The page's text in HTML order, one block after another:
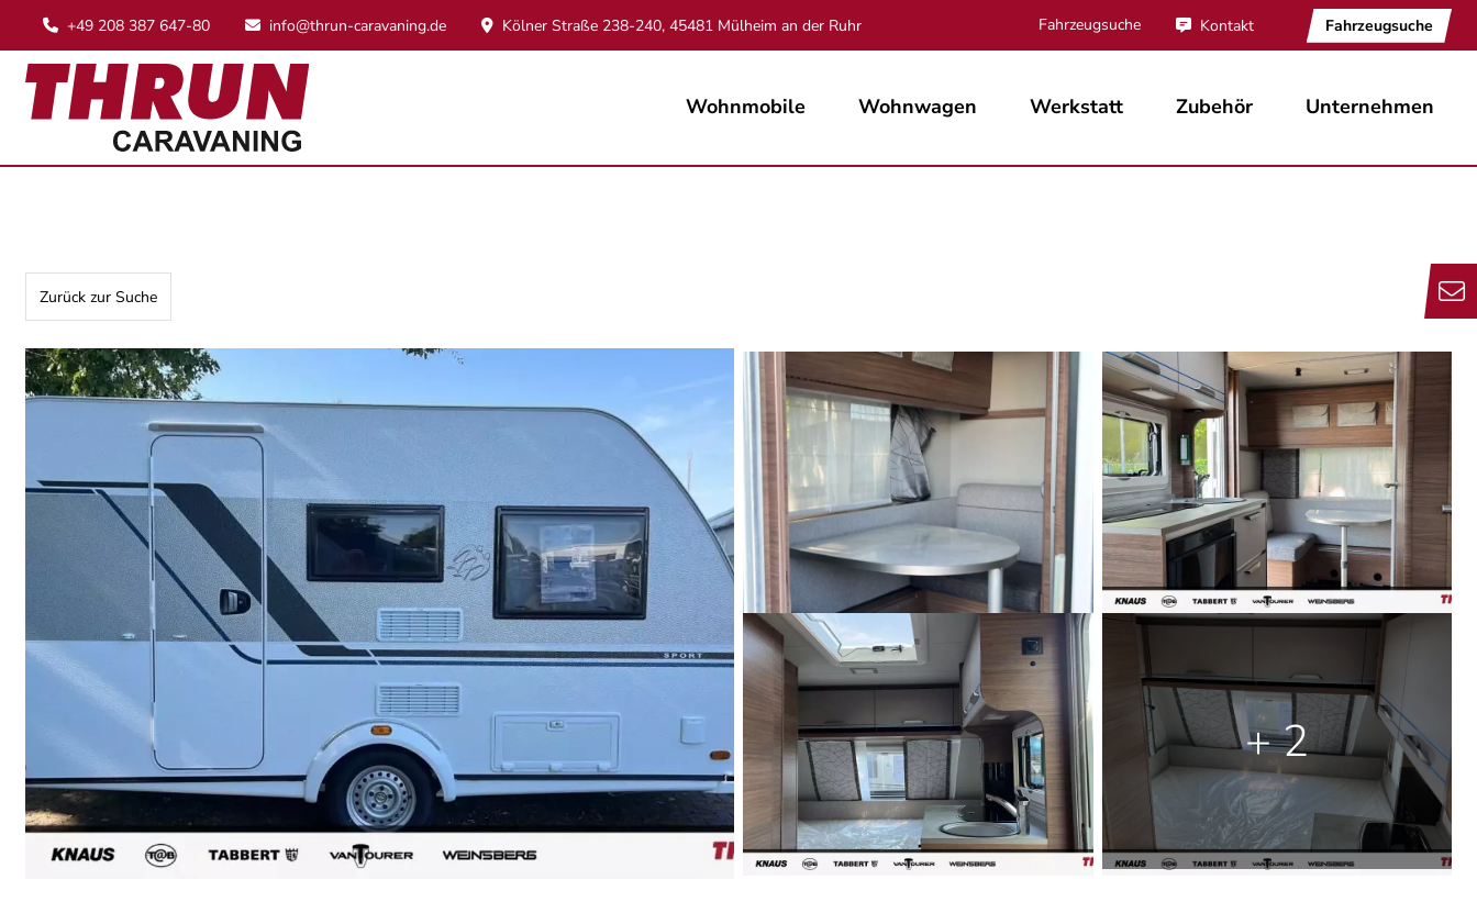
+49 208 387 647-80 info@thrun-caravaning.de Kölner Straße 238-240, 45481 Mülheim an der Ruhr Fahrzeugsuche Kontakt Fahrzeugsuche
Wohnmobile Wohnwagen Werkstatt Zubehör Unternehmen
Zurück zur Suche
+ 2